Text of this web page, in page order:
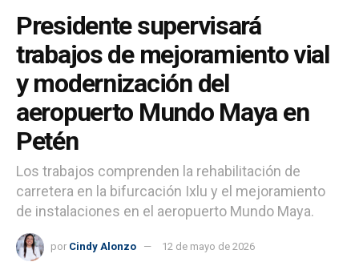
Presidente supervisará
trabajos de mejoramiento vial
y modernización del
aeropuerto Mundo Maya en
Petén
Los trabajos comprenden la rehabilitación de
carretera en la bifurcación Ixlu y el mejoramiento
de instalaciones en el aeropuerto Mundo Maya.
por Cindy Alonzo 12 de mayo de 2026